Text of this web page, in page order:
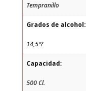
Tempranillo
Grados de alcohol:
14,5º?
Capacidad:
500 Cl.